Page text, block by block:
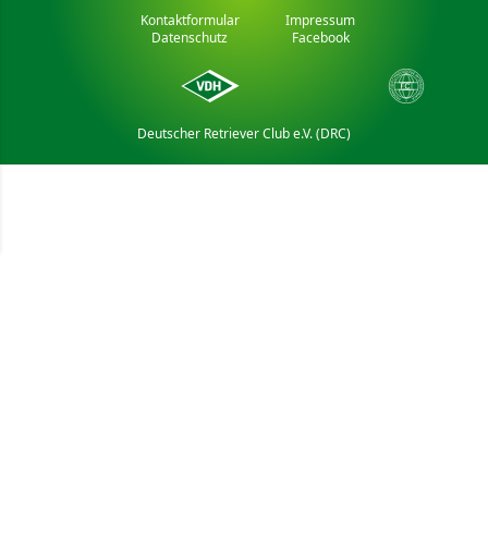
Deutscher Retriever Club e.V. (DRC)
Kontaktformular
Impressum
Datenschutz
Facebook